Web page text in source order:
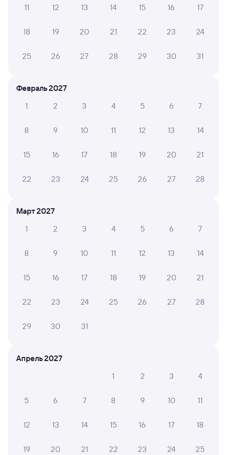
Другие авиарейсы из Астрахани
Вокзал Астрахань
11 12 13 14 15 16 17
18 19 20 21 22 23 24
25 26 27 28 29 30 31
Февраль 2027
1
2 3 4 5 6 7
8 9 10 11 12 13 14
15 16 17 18 19 20 21
22 23 24 25 26 27 28
Март 2027
1
2 3 4 5 6 7
8 9 10 11 12 13 14
15 16 17 18 19 20 21
22 23 24 25 26 27 28
29 30 31
Апрель 2027
1
2 3 4
5 6 7 8 9 10 11
12 13 14 15 16 17 18
19 20 21 22 23 24 25